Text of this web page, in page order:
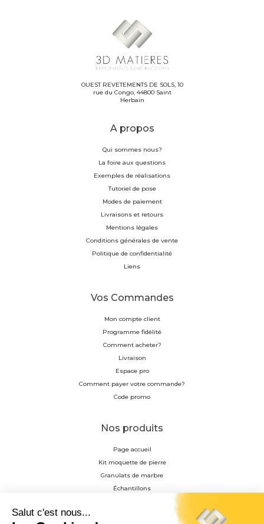
OUEST REVETEMENTS DE SOLS, 10
rue du Congo, 44800 Saint
Herbain
A propos
Qui sommes nous?
La foire aux questions
Exemples de réalisations
Tutoriel de pose
Modes de paiement
Livraisons et retours
Mentions légales
Conditions générales de vente
Politique de confidentialité
Liens
Vos Commandes
Mon compte client
Programme fidélité
Comment acheter?
Livraison
Espace pro
Comment payer votre commande?
Code promo
Nos produits
Page accueil
Kit moquette de pierre
Granulats de marbre
Échantillons
Profilés en aluminium anodisés